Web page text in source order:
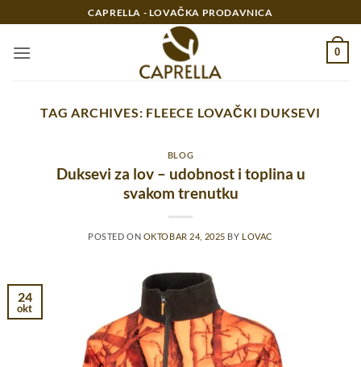
na
sadržaj
CAPRELLA - LOVAČKA PRODAVNICA
0
TAG ARCHIVES: FLEECE LOVAČKI DUKSEVI
BLOG
Duksevi za lov – udobnost i toplina u
svakom trenutku
POSTED ON OKTOBAR 24, 2025 BY LOVAC
24
okt